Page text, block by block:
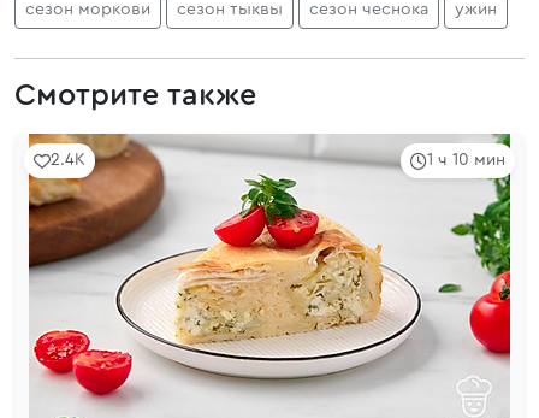
сезон моркови сезон тыквы сезон чеснока ужин
Смотрите также
1 ч 10 мин
2.4K